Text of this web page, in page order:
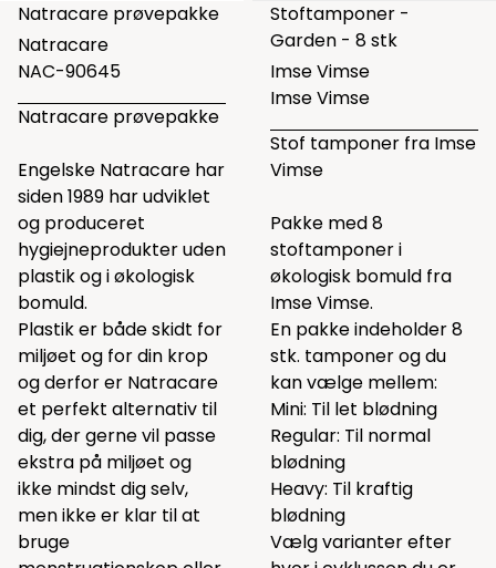
Natracare prøvepakke
Natracare
NAC-90645
Natracare prøvepakke
Engelske Natracare har
siden 1989 har udviklet
og produceret
hygiejneprodukter uden
plastik og i økologisk
bomuld.
Plastik er både skidt for
miljøet og for din krop
og derfor er Natracare
et perfekt alternativ til
dig, der gerne vil passe
ekstra på miljøet og
ikke mindst dig selv,
men ikke er klar til at
bruge
Stoftamponer -
Garden - 8 stk
Imse Vimse
Imse Vimse
Stof tamponer fra Imse
Vimse
Pakke med 8
stoftamponer i
økologisk bomuld fra
Imse Vimse.
En pakke indeholder 8
stk. tamponer og du
kan vælge mellem:
Mini: Til let blødning
Regular: Til normal
blødning
Heavy: Til kraftig
blødning
Vælg varianter efter